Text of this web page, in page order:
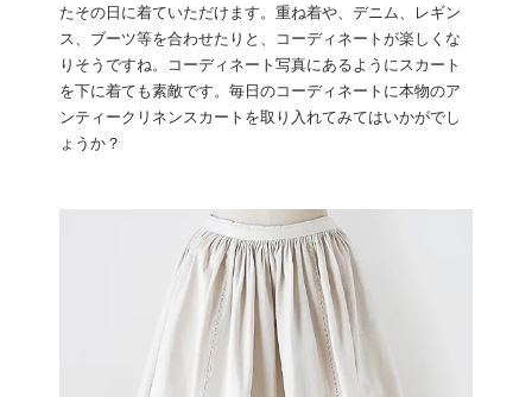
たその日に着ていただけます。重ね着や、デニム、レギン
ス、ブーツ等を合わせたりと、コーディネートが楽しくな
りそうですね。コーディネート写真にあるようにスカート
を下に着ても素敵です。毎日のコーディネートに本物のア
ンティークリネンスカートを取り入れてみてはいかがでし
ょうか？